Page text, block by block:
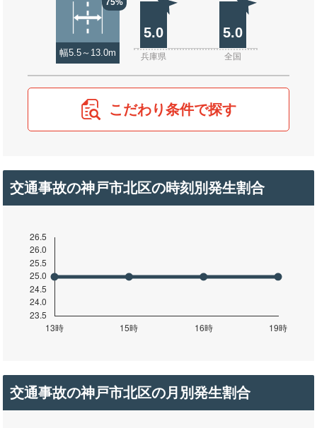
幅5.5～13.0m
5.0 5.0
兵庫県 全国
こだわり条件で探す
交通事故の神戸市北区の時刻別発生割合
交通事故の神戸市北区の月別発生割合